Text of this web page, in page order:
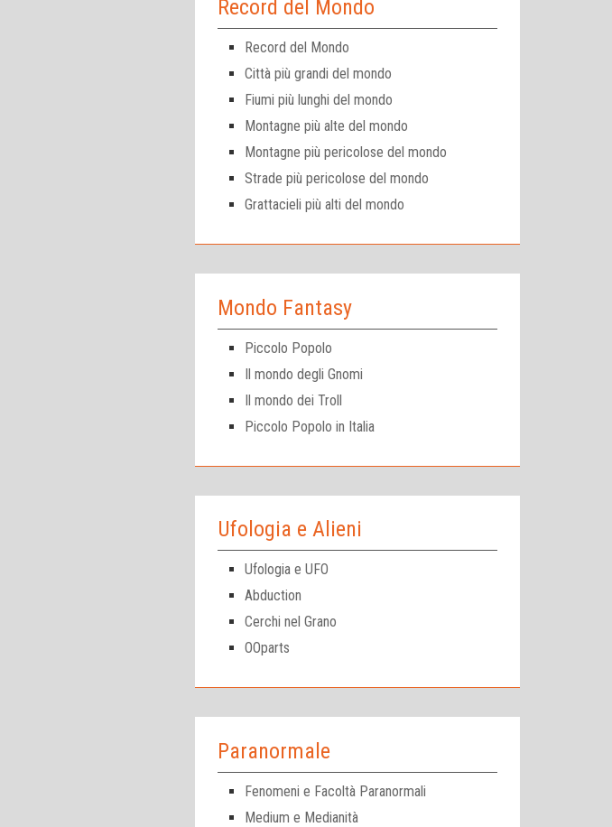
Record del Mondo
Record del Mondo
Città più grandi del mondo
Fiumi più lunghi del mondo
Montagne più alte del mondo
Montagne più pericolose del mondo
Strade più pericolose del mondo
Grattacieli più alti del mondo
Mondo Fantasy
Piccolo Popolo
Il mondo degli Gnomi
Il mondo dei Troll
Piccolo Popolo in Italia
Ufologia e Alieni
Ufologia e UFO
Abduction
Cerchi nel Grano
OOparts
Paranormale
Fenomeni e Facoltà Paranormali
Medium e Medianità